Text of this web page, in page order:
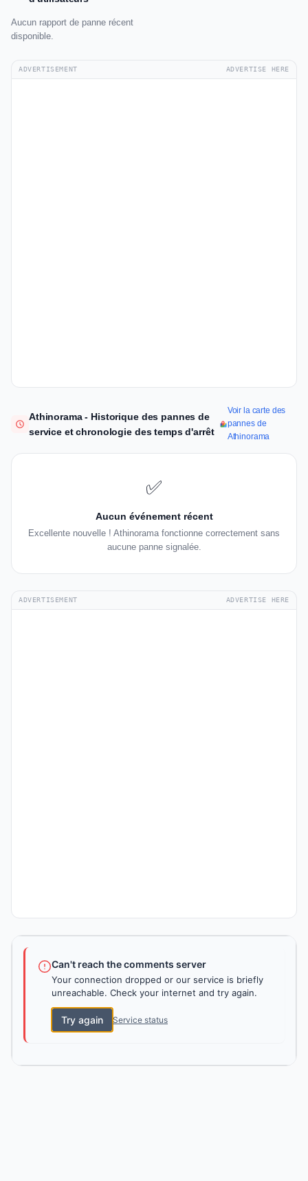
Aucun rapport de panne récent
disponible.
ADVERTISEMENT ADVERTISE HERE
Athinorama - Historique des pannes de
service et chronologie des temps d'arrêt
Voir la carte des
pannes de
Athinorama
✅
Aucun événement récent
Excellente nouvelle ! Athinorama fonctionne correctement sans
aucune panne signalée.
ADVERTISEMENT ADVERTISE HERE
Can't reach the comments server
Your connection dropped or our service is briefly
unreachable. Check your internet and try again.
Try again Service status